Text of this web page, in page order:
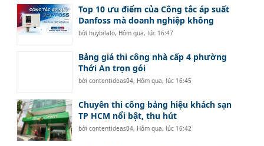
Top 10 ưu điểm của Công tắc áp suất
Danfoss mà doanh nghiệp không
bởihuybilalo, Hôm qua, lúc 16:47
Bảng giá thi công nhà cấp 4 phường
Thới An trọn gói
bởicontentideas04, Hôm qua, lúc 16:45
Chuyên thi công bảng hiệu khách sạn
TP HCM nổi bật, thu hút
bởicontentideas04, Hôm qua, lúc 16:42